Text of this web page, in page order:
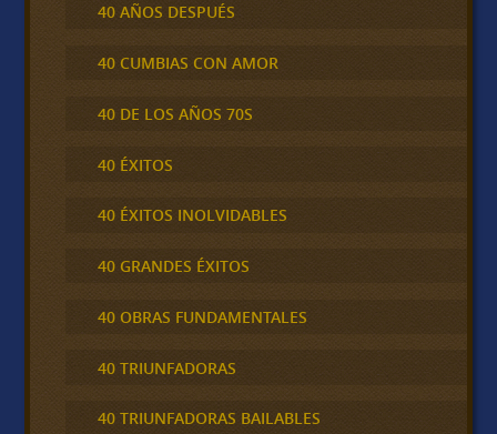
40 AÑOS DESPUÉS
40 CUMBIAS CON AMOR
40 DE LOS AÑOS 70S
40 ÉXITOS
40 ÉXITOS INOLVIDABLES
40 GRANDES ÉXITOS
40 OBRAS FUNDAMENTALES
40 TRIUNFADORAS
40 TRIUNFADORAS BAILABLES